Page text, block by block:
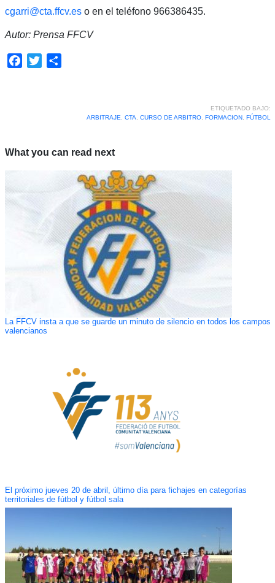
cgarri@cta.ffcv.eso en el teléfono 966386435.
Autor: Prensa FFCV
Facebook
Twitter
ETIQUETADO BAJO:
ARBITRAJE
CTA CURSO DE ARBITRO, FORMACION, FÚTBOL
What you can read next
La FFCV insta a que se guarde un minuto de silencio en todos los campos
valencianos
El próximo jueves 20 de abril, último día para fichajes en categorías
territoriales de fútbol y fútbol sala